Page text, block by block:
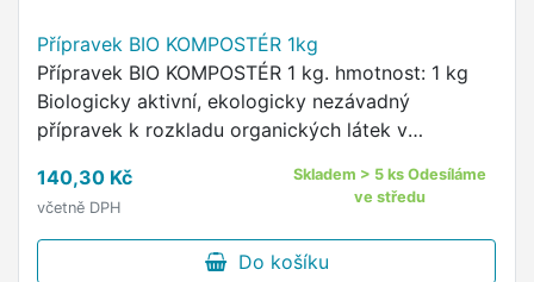
Přípravek BIO KOMPOSTÉR 1kg
Přípravek BIO KOMPOSTÉR 1 kg. hmotnost: 1 kg
Biologicky aktivní, ekologicky nezávadný
přípravek k rozkladu organických látek v
140,30 Kč
včetně DPH
Skladem > 5 ks Odesíláme
ve středu
Do košíku